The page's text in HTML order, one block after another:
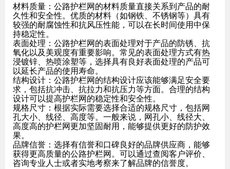
材料质量：公路护栏网的材料质量直接关系到产品的耐
久性和安全性。优质的材料（如钢铁、不锈钢等）具有
较强的耐腐蚀性和抗风压性能，可以在长时间使用中保
持稳定性。
表面处理：公路护栏网的表面处理对于产品的防锈、抗
氧化以及美观度有重要影响。常见的表面处理方式有热
浸镀锌、热喷涂塑等，选择具有良好表面处理的产品可
以延长产品的使用寿命。
结构设计：公路护栏网的结构设计应该能够满足安全要
求，包括抗冲击、抗拉力和抗压力等方面。合理的结构
设计可以提高护栏网的稳定性和安全性。
规格尺寸：根据实际需要选择合适的规格尺寸，包括网
孔大小、线径、高度等。一般来说，网孔小、线径大、
高度高的护栏网更加坚固耐用，能够提供更好的防护效
果。
品牌信誉：选择有信誉和口碑良好的品牌供应商，能够
获得更高质量的公路护栏网。可以通过查阅客户评价、
咨询专业人士或者实地考察来了解品牌的信誉度。